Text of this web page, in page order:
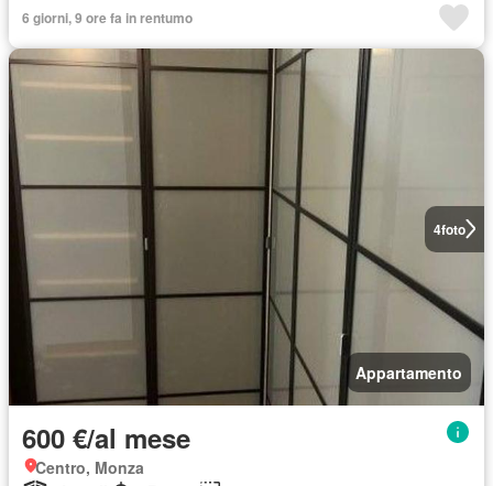
6 giorni, 9 ore fa in rentumo
4foto
Appartamento
600 €/al mese
Centro, Monza